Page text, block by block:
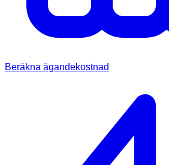
Beräkna ägandekostnad